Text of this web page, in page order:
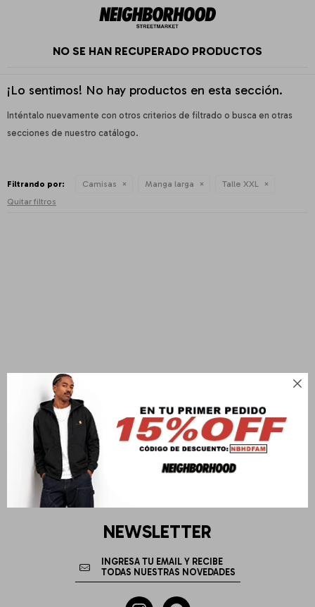

NO SE HAN RECUPERADO PRODUCTOS
¡Lo sentimos! No hay productos en esta sección.
Inténtalo nuevamente con otros criterios de filtrado o busca en otras
secciones de nuestro catálogo.
Filtrando por: Camisas Manga larga
Talle XXL
Quitar filtros
NEWSLETTER